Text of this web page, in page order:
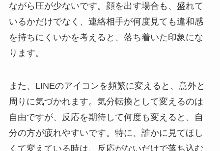
ながら圧が少ないです。顔を出す場合も、盛れて
いるかだけでなく、連絡相手が何度見ても違和感
を持ちにくいかを考えると、落ち着いた印象にな
ります。
また、LINEのアイコンを頻繁に変えると、意外と
周りに気づかれます。気分転換として変えるのは
自由ですが、反応を期待して何度も変えると、自
分の方が疲れやすいです。特に、誰かに見てほし
くて変えている時は、反応がないだけで落ち込む